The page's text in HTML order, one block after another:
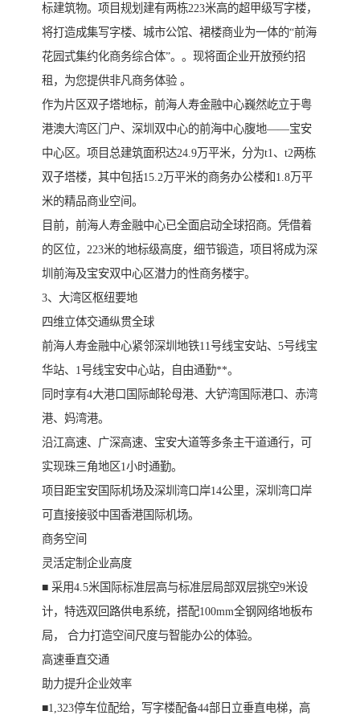
标建筑物。项目规划建有两栋223米高的超甲级写字楼，
将打造成集写字楼、城市公馆、裙楼商业为一体的“前海
花园式集约化商务综合体”。。现将面企业开放预约招
租，为您提供非凡商务体验 。
作为片区双子塔地标，前海人寿金融中心巍然屹立于粤
港澳大湾区门户、深圳双中心的前海中心腹地——宝安
中心区。项目总建筑面积达24.9万平米，分为t1、t2两栋
双子塔楼，其中包括15.2万平米的商务办公楼和1.8万平
米的精品商业空间。
目前，前海人寿金融中心已全面启动全球招商。凭借着
的区位，223米的地标级高度，细节锻造，项目将成为深
圳前海及宝安双中心区潜力的性商务楼宇。
3、大湾区枢纽要地
四维立体交通纵贯全球
前海人寿金融中心紧邻深圳地铁11号线宝安站、5号线宝
华站、1号线宝安中心站，自由通勤**。
同时享有4大港口国际邮轮母港、大铲湾国际港口、赤湾
港、妈湾港。
沿江高速、广深高速、宝安大道等多条主干道通行，可
实现珠三角地区1小时通勤。
项目距宝安国际机场及深圳湾口岸14公里，深圳湾口岸
可直接接驳中国香港国际机场。
商务空间
灵活定制企业高度
■ 采用4.5米国际标准层高与标准层局部双层挑空9米设
计，特选双回路供电系统，搭配100mm全钢网络地板布
局， 合力打造空间尺度与智能办公的体验。
高速垂直交通
助力提升企业效率
■1,323停车位配给，写字楼配备44部日立垂直电梯，高